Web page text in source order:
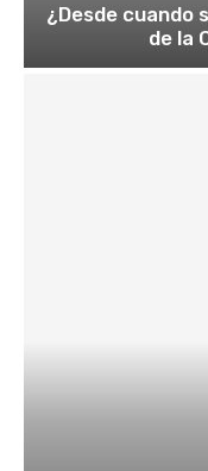
¿Desde cuando
de la